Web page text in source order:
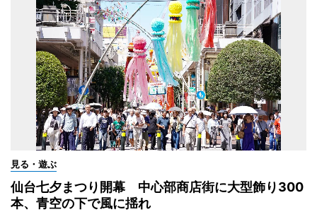
見る・遊ぶ
仙台七夕まつり開幕 中心部商店街に大型飾り300
本、青空の下で風に揺れ